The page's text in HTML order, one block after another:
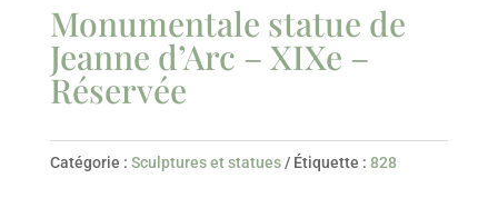
Monumentale statue de
Jeanne d’Arc – XIXe –
Réservée
Catégorie : Sculptures et statues Étiquette : 828